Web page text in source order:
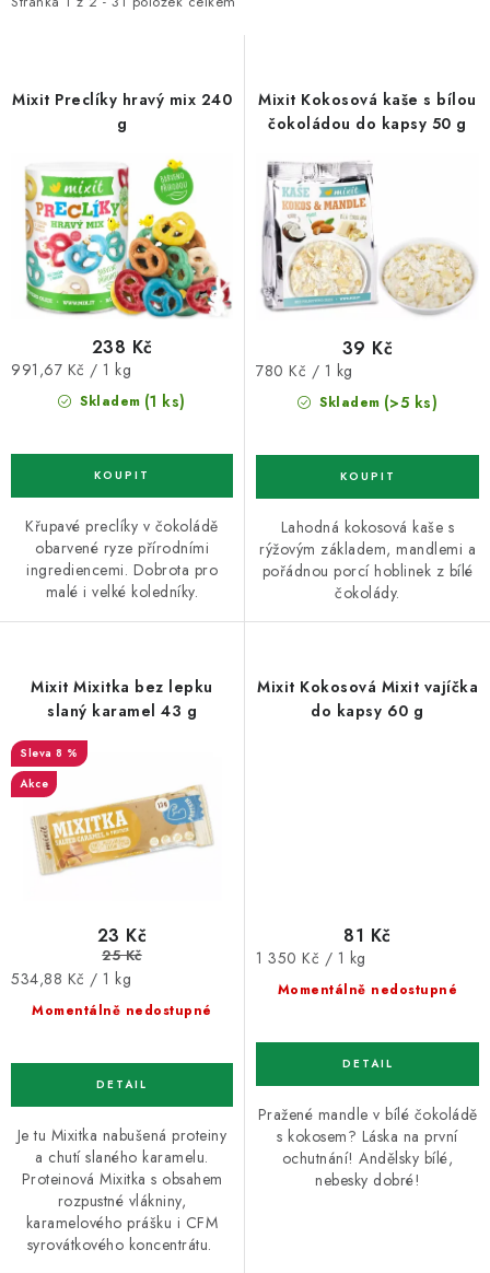
Doprava a platba Velkoobchod
Kontakty
Reklamace a vrácení zboží
Obchodní podmínky
Podmínky ochrany osobních údajů
r
d
u
p
o
d
u
Mixit Preclíky hravý mix 240
g
Skladem (1 ks)
238 Kč
Měrná
991,67 Kč / 1 kg
Křupavé preclíky v čokoládě
obarvené ryze přírodními
ingrediencemi. Dobrota pro
malé i velké koledníky.
Mixit Kokosová kaše s bílou
čokoládou do kapsy 50 g
Skladem (>5 ks)
39 Kč
Měrná
780 Kč / 1 kg
Lahodná kokosová kaše s
rýžovým základem, mandlemi a
pořádnou porcí hoblinek z bílé
čokolády.
Mixit Mixitka bez lepku
slaný karamel 43 g
8 %
Akce
Momentálně nedostupné
23 Kč
25 Kč
Měrná
cena:
534,88 Kč / 1 kg
Je tu Mixitka nabušená proteiny
a chutí slaného karamelu.
Proteinová Mixitka s obsahem
rozpustné vlákniny,
karamelového prášku i CFM
syrovátkového koncentrátu.
Mixit Kokosová Mixit vajíčka
do kapsy 60 g
Momentálně nedostupné
81 Kč
Měrná
cena:
1 350 Kč / 1 kg
Pražené mandle v bílé čokoládě
s kokosem? Láska na první
ochutnání! Andělsky bílé,
nebesky dobré!